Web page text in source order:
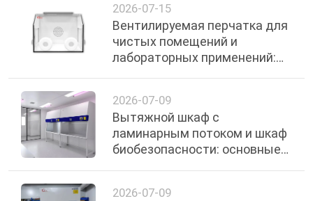
2026-07-15
Вентилируемая перчатка для
чистых помещений и
лабораторных применений:
2026-07-09
Вытяжной шкаф с
ламинарным потоком и шкаф
биобезопасности: основные
2026-07-09